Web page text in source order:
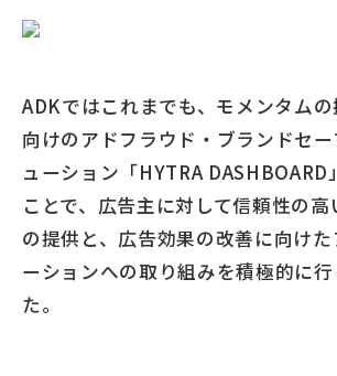
ADKではこれまでも、モメンタム
向けのアドフラウド・ブランドセー
ューション「HYTRA DASHBOARD
ことで、広告主に対して信頼性の
の提供と、広告効果の改善に向け
ーションへの取り組みを積極的に
た。